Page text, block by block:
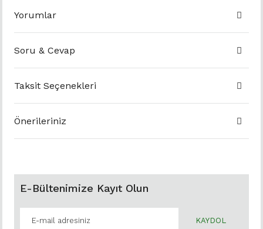
Yorumlar
Soru & Cevap
Taksit Seçenekleri
Önerileriniz
E-Bültenimize Kayıt Olun
KAYDOL